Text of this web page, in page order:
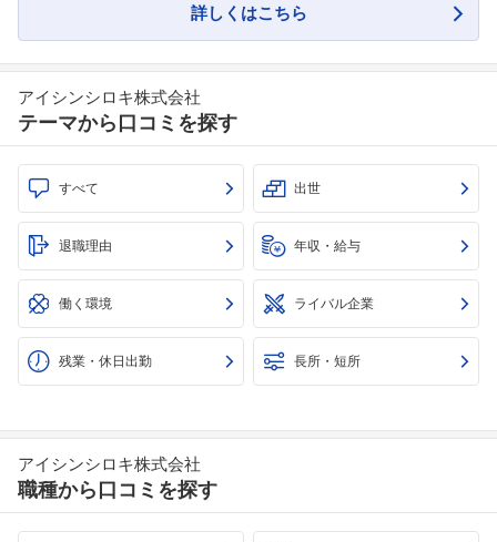
こちらの企業もフォローしませんか？
詳しくはこちら
アイシンシロキ株式会社
テーマから口コミを探す
すべて 出世
退職理由 年収・給与
働く環境 ライバル企業
残業・休日出勤 長所・短所
アイシンシロキ株式会社
職種から口コミを探す